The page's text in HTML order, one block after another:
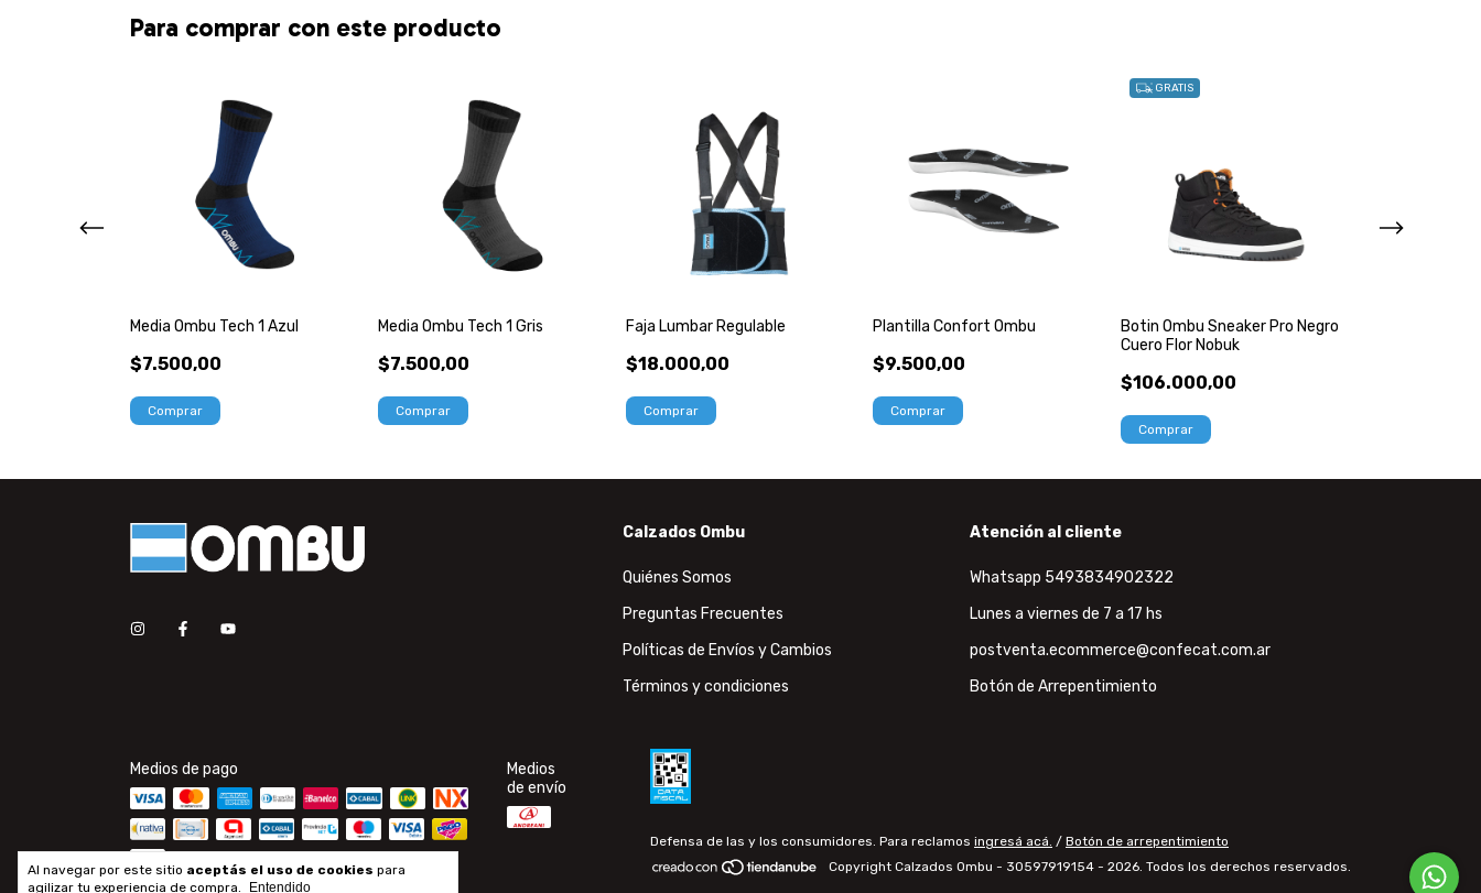
Al navegar por este sitio aceptás el uso de cookies para
agilizar tu experiencia de compra.
Entendido
Para comprar con este producto
Media Ombu Tech 1 Azul
$7.500,00
Comprar
Media Ombu Tech 1 Gris
$7.500,00
Comprar
Faja Lumbar Regulable
$18.000,00
Comprar
Plantilla Confort Ombu
$9.500,00
Comprar
GRATIS
Botin Ombu Sneaker Pro Negro
Cuero Flor Nobuk
$106.000,00
Comprar
Calzados Ombu
Quiénes Somos
Preguntas Frecuentes
Políticas de Envíos y Cambios
Términos y condiciones
Atención al cliente
Whatsapp 5493834902322
Lunes a viernes de 7 a 17 hs
postventa.ecommerce@confecat.com.ar
Botón de Arrepentimiento
Medios de pago
Medios
de envío
Defensa de las y los consumidores. Para reclamos ingresá acá. / Botón de arrepentimiento
Copyright Calzados Ombu - 30597919154 - 2026. Todos los derechos reservados.